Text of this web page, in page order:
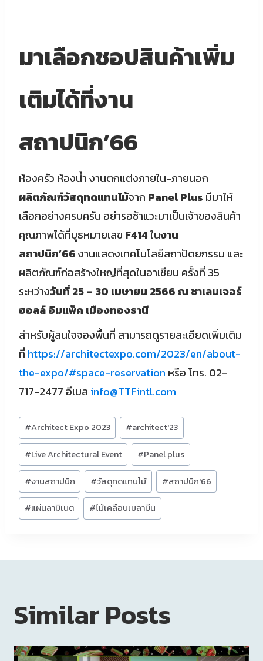
มาเลือกชอปสินค้าเพิ่ม
เติมได้ที่งาน
สถาปนิก’66
ห้องครัว ห้องน้ำ งานตกแต่งภายใน-ภายนอก
ผลิตภัณฑ์วัสดุทดแทนไม้จาก Panel Plus มีมาให้
เลือกอย่างครบครัน อย่ารอช้าแวะมาเป็นเจ้าของสินค้า
คุณภาพได้ที่บูธหมายเลข F414ในงาน
สถาปนิก’66งานแสดงเทคโนโลยีสถาปัตยกรรม และ
ผลิตภัณฑ์ก่อสร้างใหญ่ที่สุดในอาเซียน ครั้งที่ 35
ระหว่างวันที่ 25 – 30 เมษายน 2566 ณ ชาเลนเจอร์
ฮอลล์ อิมแพ็ค เมืองทองธานี
สำหรับผู้สนใจจองพื้นที่ สามารถดูรายละเอียดเพิ่มเติม
ที่ https://architectexpo.com/2023/en/about-
the-expo/#space-reservation หรือ โทร. 02-
717-2477 อีเมล info@TTFintl.com
Post
Tags:
#Architect Expo 2023 #architect'23
#Live Architectural Event #Panel plus
#งานสถาปนิก #วัสดุทดแทนไม้ #สถาปนิก'66
#แผ่นลามิเนต #ไม้เคลือบเมลามีน
Similar Posts